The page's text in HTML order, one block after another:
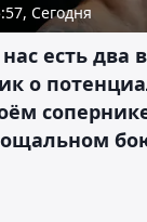
Сегодня
есть два
о